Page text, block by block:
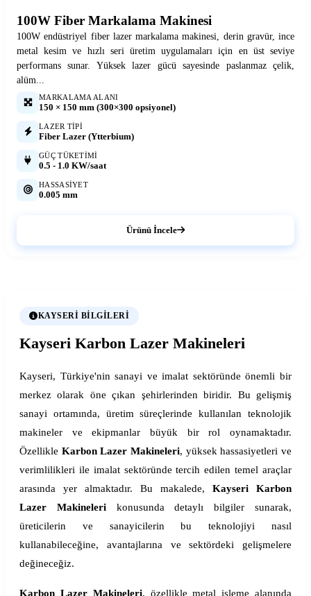
100W Fiber Markalama Makinesi
100W endüstriyel fiber lazer markalama makinesi, derin gravür, ince
metal kesim ve hızlı seri üretim uygulamaları için en üst seviye
performans sunar. Yüksek lazer gücü sayesinde paslanmaz çelik,
alüm...
MARKALAMA ALANI
150 × 150 mm (300×300 opsiyonel)
LAZER TIPI
Fiber Lazer (Ytterbium)
GÜÇ TÜKETIMI
0.5 - 1.0 KW/saat
HASSASIYET
0.005 mm
Ürünü İncele
KAYSERI BILGILERI
Kayseri Karbon Lazer Makineleri
Kayseri, Türkiye'nin sanayi ve imalat sektöründe önemli bir
merkez olarak öne çıkan şehirlerinden biridir. Bu gelişmiş
sanayi ortamında, üretim süreçlerinde kullanılan teknolojik
makineler ve ekipmanlar büyük bir rol oynamaktadır.
Özellikle Karbon Lazer Makineleri, yüksek hassasiyetleri ve
verimlilikleri ile imalat sektöründe tercih edilen temel araçlar
arasında yer almaktadır. Bu makalede, Kayseri Karbon
Lazer Makinelerikonusunda detaylı bilgiler sunarak,
üreticilerin ve sanayicilerin bu teknolojiyi nasıl
kullanabileceğine, avantajlarına ve sektördeki gelişmelere
değineceğiz.
Karbon Lazer Makineleri, özellikle metal işleme alanında